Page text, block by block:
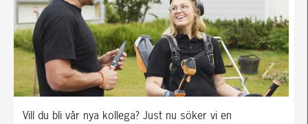
Vill du bli vår nya kollega? Just nu söker vi en